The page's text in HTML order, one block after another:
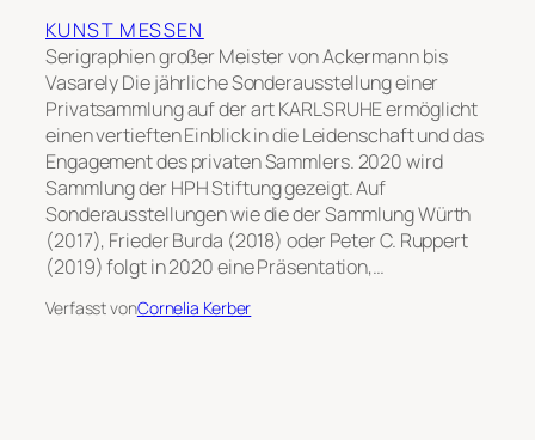
KUNST MESSEN
Serigraphien großer Meister von Ackermann bis
Vasarely Die jährliche Sonderausstellung einer
Privatsammlung auf der art KARLSRUHE ermöglicht
einen vertieften Einblick in die Leidenschaft und das
Engagement des privaten Sammlers. 2020 wird
Sammlung der HPH Stiftung gezeigt. Auf
Sonderausstellungen wie die der Sammlung Würth
(2017), Frieder Burda (2018) oder Peter C. Ruppert
(2019) folgt in 2020 eine Präsentation,…
Verfasst vonCornelia Kerber